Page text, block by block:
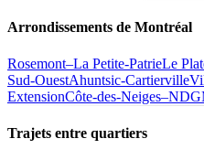
Arrondissements de Montréal
Rosemont–La Petite-PatrieLe
Sud-OuestAhuntsic-Cartierville
ExtensionCôte-des-Neiges–NDG
Trajets entre quartiers